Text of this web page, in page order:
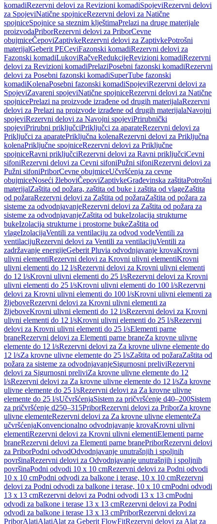
komadiRezervni delovi za Revizioni komadiSpojeviRezervni delovi
za SpojeviNatične spojniceRezervni delovi za Natične
spojniceSpojnice sa steznim klještimaPrelazi na druge materijale
proizvodaPriborRezervni delovi za PriborCevne
obujmiceČepoviZaptivkeRezervni delovi za ZaptivkePotrošni
materijalGeberit PECeviFazonski komadiRezervni delovi za
Fazonski komadiLukoviRačveRedukcijeRevizioni komadiRezervni
delovi za Revizioni komadiPrelaziPosebni fazonski komadiRezervni
delovi za Posebni fazonski komadiSuperTube fazonski
komadiKolenaPosebni fazonski komadiSpojeviRezervni delovi za
SpojeviZavareni spojeviNatične spojniceRezervni delovi za Natične
spojnicePrelazi na proizvode izrađene od drugih materijalaRezervni
delovi za Prelazi na proizvode izrađene od drugih materijalaNavojni
spojeviRezervni delovi za Navojni spojeviPrirubnički
spojeviPrirubni priključciPriključci za aparateRezervni delovi za
Priključci za aparatePriključna kolenaRezervni delovi za Priključna
kolenaPriključne spojniceRezervni delovi za Priključne
spojniceRavni priključciRezervni delovi za Ravni priključciCevni
sifoniRezervni delovi za Cevni sifoniPužni sifoniRezervni delovi za
Pužni sifoniPriborCevne obujmiceUčvršćenja za cevne
obujmiceNoseći žleboviČepoviZaptivkeGrađevinska zaštitaPotrošni
materijalZaštita od požara, zaštita od buke i zaštita od vlageZaštita
od požaraRezervni delovi za Zaštita od požaraZaštita od požara za
sisteme za odvodnjavanjeRezervni delovi za Zaštita od požara za
sisteme za odvodnjavanjeZaštita od bukeIzolacija strukturne
bukeIzolacija strukturne i prostorne bukeZaštita od
vlageIzolacijaVentili za ventilaciju za odvod vodeVentili za
ventilacijuRezervni delovi za Ventili za ventilacijuVentili za
zadržavanje energijeGeberit Pluvia odvodnjavanje krovaKrovni
ulivni elementiRezervni delovi za Krovni ulivni elementiKrovni
ulivni elementi do 12 l/sRezervni delovi za Krovni ulivni elementi
do 12 l/sKrovni ulivni elementi do 25 l/sRezervni delovi za Krovni
ulivni elementi do 25 l/sKrovni ulivni elementi do 100 l/sRezervni
delovi za Krovni ulivni elementi do 100 l/sKrovni ulivni elementi za
žljeboveRezervni delovi za Krovni ulivni elementi za
žljeboveKrovni ulivni elementi do 12 l/sRezervni delovi za Krovni
ulivni elementi do 12 l/sKrovni ulivni elementi do 25 l/sRezervni
delovi za Krovni ulivni elementi do 25 l/sElementi parne
braneRezervni delovi za Elementi parne braneZa krovne ulivne
elemente do 12 l/sRezervni delovi za Za krovne ulivne elemente do
12 l/sZa krovne ulivne elemente do 25 l/sZaštita od požaraZaštita od
požara za sisteme za odvodnjavanjeSigurnosni preliviRezervni
delovi za Sigurnosni preliviZa krovne ulivne elemente do 12
l/sRezervni delovi za Za krovne ulivne elemente do 12 l/sZa krovne
ulivne elemente do 25 l/sRezervni delovi za Za krovne ulivne
elemente do 25 l/sUčvršćenjaSistem za pričvršćenje d40–200Sistem
za pričvršćenje d250–315PriborRezervni delovi za PriborZa krovne
ulivne elementeRezervni delovi za Za krovne ulivne elementeZa
učvršćenjaKonvencionalno odvodnjavanje krovaKrovni ulivni
elementiRezervni delovi za Krovni ulivni elementiElementi parne
braneRezervni delovi za Elementi parne branePriborRezervni delovi
za PriborPodni odvodOdvodnjavanje unutrašnjih i spoljnih
površinaRezervni delovi za Odvodnjavanje unutrašnjih i spoljnih
površinaPodni odvodi 10 x 10 cmRezervni delovi za Podni odvodi
10 x 10 cmPodni odvodi za balkone i terase, 10 x 10 cmRezervni
delovi za Podni odvodi za balkone i terase, 10 x 10 cmPodni odvodi
13 x 13 cmRezervni delovi za Podni odvodi 13 x 13 cmPodni
odvodi za balkone i terase 13 x 13 cmRezervni delovi za Podni
odvodi za balkone i terase 13 x 13 cmPriborRezervni delovi za
PriborAlatiAlatiAlat za Geberit FlowFitRezervni delovi za Alat za